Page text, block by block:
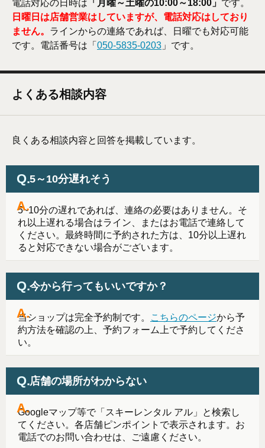
電話対応の日時は 「月曜～土曜の10:00～18:00」 です。
日曜日は店舗営業はしていますが、電話対応はしており
ません。 ラインからの連絡であれば、日曜でも対応可能
です。電話番号は「 050-5835-0203 」です。
よくある相談内容
良くある相談内容と回答を掲載しています。
5～10分遅れそう
5~10分の遅れであれば、連絡の必要はありません。そ
れ以上遅れる場合はライン、またはお電話で連絡して
ください。最終時間に予約された方は、10分以上遅れ
ると対応できない場合がございます。
今から行ってもいいですか？
当ショップは完全予約制です。 こちらのページから予
約方法を確認の上、予約フォーム上で予約してくださ
い。
店舗の場所がわからない
Googleマップ等で「スキーレンタル アル」と検索し
てください。各店舗ピンポイントで表示されます。お
電話でのお問い合わせは、ご遠慮ください。